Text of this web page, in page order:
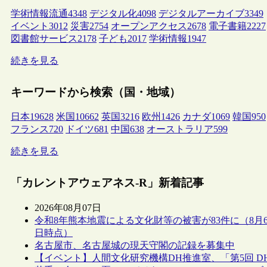
学術情報流通4348 デジタル化4098 デジタルアーカイブ3349
イベント 3012 災害2754 オープンアクセス2678 電子書籍2227
図書館サービス2178 子ども2017 学術情報1947
続きを見る
キーワードから検索（国・地域）
日本19628 米国 10662 英国3216 欧州 1426 カナダ1069 韓国950
フランス720 ドイツ681 中国638 オーストラリア599
続きを見る
「カレントアウェアネス-R」新着記事
2026年08月07日
令和8年熊本地震による文化財等の被害が83件に（8月
日時点）
名古屋市、名古屋城の現天守閣の記録を募集中
【イベント】人間文化研究機構DH推進室、「第5回